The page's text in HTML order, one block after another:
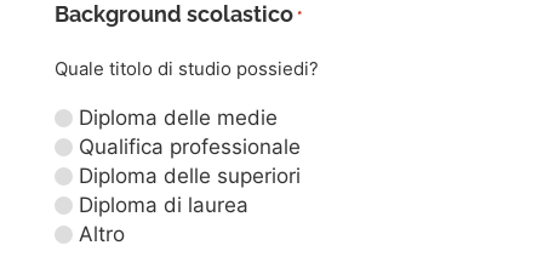
Background scolastico *
Quale titolo di studio possiedi?
Diploma delle medie
Qualifica professionale
Diploma delle superiori
Diploma di laurea
Altro